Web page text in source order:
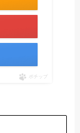
ポチップ